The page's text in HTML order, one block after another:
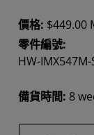
價格: $449.00
零件編號:
HW-IMX547M-
備貨時間: 8